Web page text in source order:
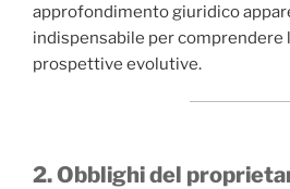
approfondimento giuridico
indispensabile per comprendere
prospettive evolutive.
2. Obblighi del